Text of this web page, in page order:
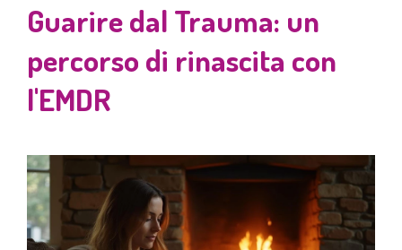
Guarire dal Trauma: un
percorso di rinascita con
l'EMDR